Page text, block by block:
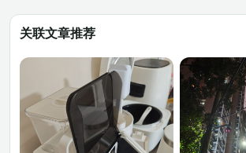
关联文章推荐